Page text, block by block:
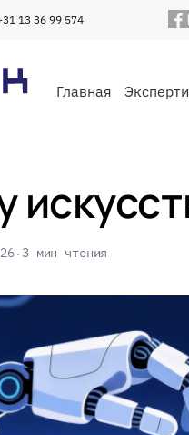
13 36 99 574
Главная
3 мин чтения